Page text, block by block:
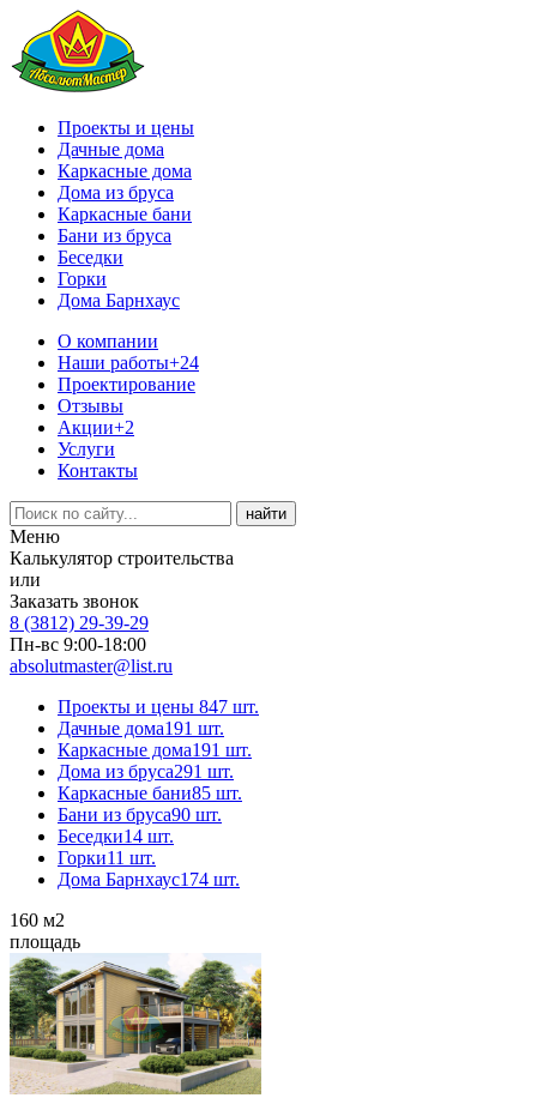
Проекты и цены
Дачные дома
Каркасные дома
Дома из бруса
Каркасные бани
Бани из бруса
Беседки
Горки
Дома Барнхаус
О компании
Наши работы+24
Проектирование
Отзывы
Акции+2
Услуги
Контакты
Меню
Калькулятор строительства
или
Заказать звонок
8 (3812) 29-39-29
Пн-вс 9:00-18:00
absolutmaster@list.ru
Проекты и цены 847 шт.
Дачные дома191 шт.
Каркасные дома191 шт.
Дома из бруса291 шт.
Каркасные бани85 шт.
Бани из бруса90 шт.
Беседки14 шт.
Горки11 шт.
Дома Барнхаус174 шт.
160 м2
площадь